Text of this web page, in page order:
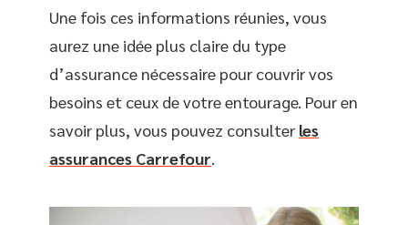
Une fois ces informations réunies, vous
aurez une idée plus claire du type
d’assurance nécessaire pour couvrir vos
besoins et ceux de votre entourage. Pour en
savoir plus, vous pouvez consulter les
assurances Carrefour.